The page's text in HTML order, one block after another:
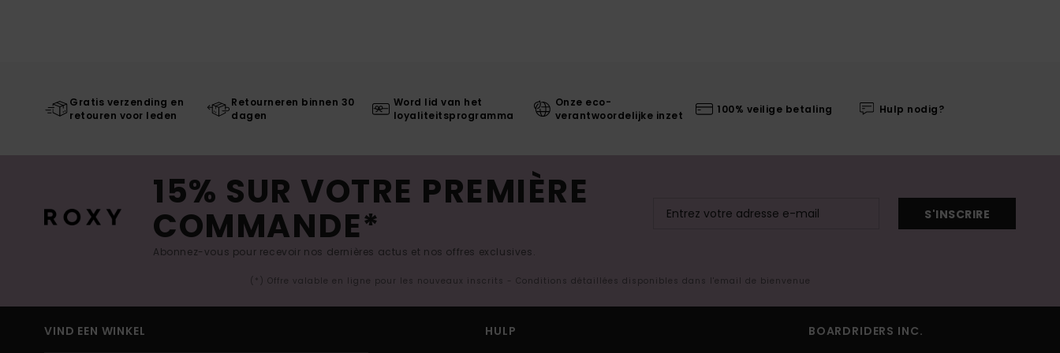
Gratis verzending en
retouren voor leden
Retourneren binnen 30
dagen
Word lid van het
loyaliteitsprogramma
Onze eco-
verantwoordelijke inzet
100% veilige betaling Hulp nodig?
15% SUR VOTRE PREMIÈRE
COMMANDE*
Abonnez-vous pour recevoir nos dernières actus et nos offres exclusives.
S'INSCRIRE
(*) Offre valable en ligne pour les nouveaux inscrits - Conditions détaillées disponibles dans l'email de bienvenue
VIND EEN WINKEL HULP BOARDRIDERS INC.